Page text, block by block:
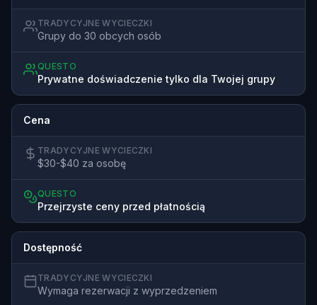
TRADYCYJNE WYCIECZKI
Grupy do 30 obcych osób
QUESTO
Prywatne doświadczenie tylko dla Twojej grupy
Cena
TRADYCYJNE WYCIECZKI
$30-$40 za osobę
QUESTO
Przejrzyste ceny przed płatnością
Dostępność
TRADYCYJNE WYCIECZKI
Wymaga rezerwacji z wyprzedzeniem